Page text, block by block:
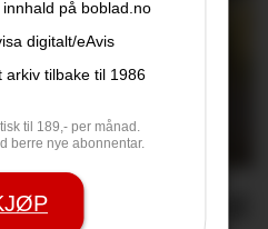
på boblad.no
digitalt/eAvis
arkiv tilbake til 1986
til 189,- per månad.
berre nye abonnentar.
sine med